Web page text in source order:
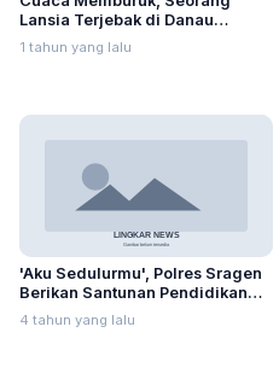
Lansia Terjebak di Danau
Rawapening Saat Mencari
Enceng Gondok
1 tahun yang lalu
'Aku Sedulurmu', Polres Sragen
Berikan Santunan Pendidikan
Anak Yatim Piatu
4 tahun yang lalu